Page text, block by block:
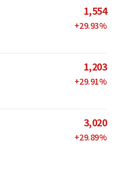
1,554
+29.93%
1,203
+29.91%
3,020
+29.89%